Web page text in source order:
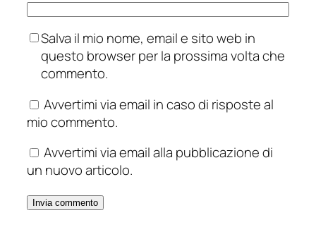
Salva il mio nome, email e sito web in
questo browser per la prossima volta che
commento.
Avvertimi via email in caso di risposte al
mio commento.
Avvertimi via email alla pubblicazione di
un nuovo articolo.